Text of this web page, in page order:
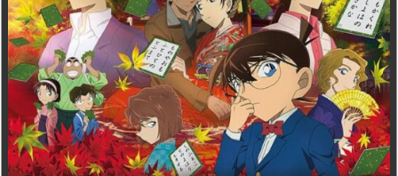
d
o
n
k
y
d
s
r
ar
d
o
p.
io